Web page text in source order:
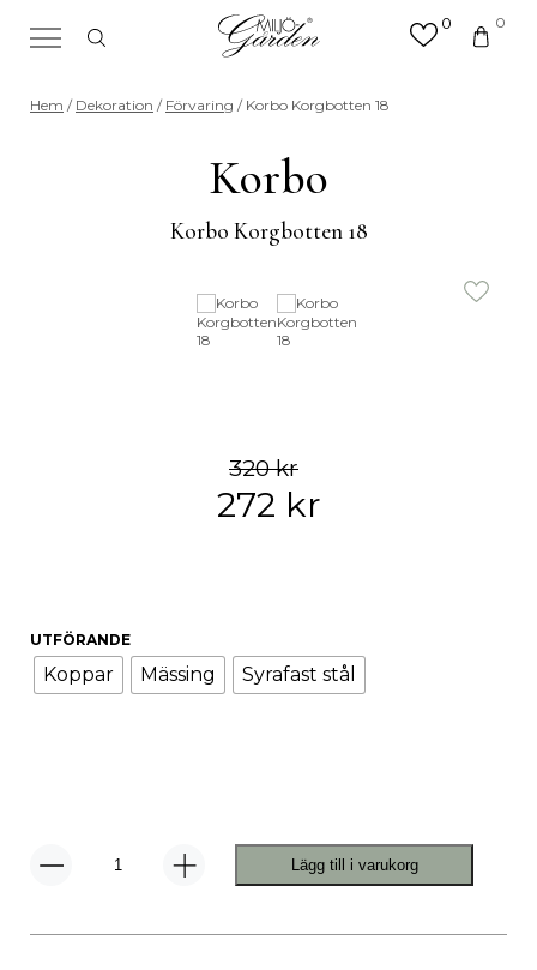
0 0
Sök efter valfri produkt eller
kategori
Hem / Dekoration / Förvaring / Korbo Korgbotten 18
Korbo
Korbo Korgbotten 18
320kr
272 kr
UTFÖRANDE
Koppar Mässing Syrafast stål
Korbo
Lägg till i varukorg